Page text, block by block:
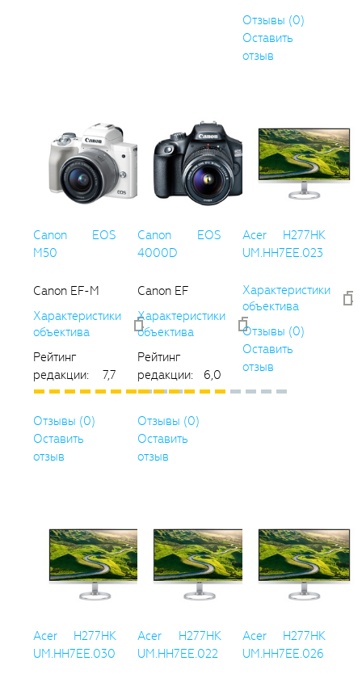
Отзывы (0)
Оставить
отзыв
Canon EOS
M50
Canon EF-M
Характеристики
объектива
Рейтинг
редакции: 7,7
Отзывы (0)
Оставить
отзыв
Canon EOS
4000D
Canon EF
Характеристики
объектива
Рейтинг
редакции: 6,0
Отзывы (0)
Оставить
отзыв
Acer H277HK
UM.HH7EE.023
Характеристики
объектива
Отзывы (0)
Оставить
отзыв
Acer H277HK
UM.HH7EE.030
Acer H277HK
UM.HH7EE.022
Acer H277HK
UM.HH7EE.026